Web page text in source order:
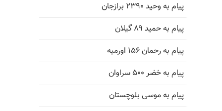
پیام به وحید ۲۳۹۰ برازجان
پیام به حمید ۸۹ گیلان
پیام به رحمان ۱۵۶ اورمیه
پیام به خضر ۵۰۰ سراوان
پیام به موسی بلوچستان